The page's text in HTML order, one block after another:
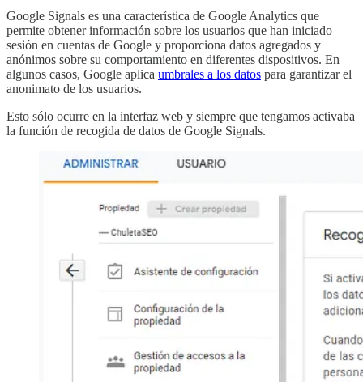
Google Signals es una característica de Google Analytics que
permite obtener información sobre los usuarios que han iniciado
sesión en cuentas de Google y proporciona datos agregados y
anónimos sobre su comportamiento en diferentes dispositivos. En
algunos casos, Google aplica umbrales a los datos para garantizar el
anonimato de los usuarios.
Esto sólo ocurre en la interfaz web y siempre que tengamos activaba
la función de recogida de datos de Google Signals.